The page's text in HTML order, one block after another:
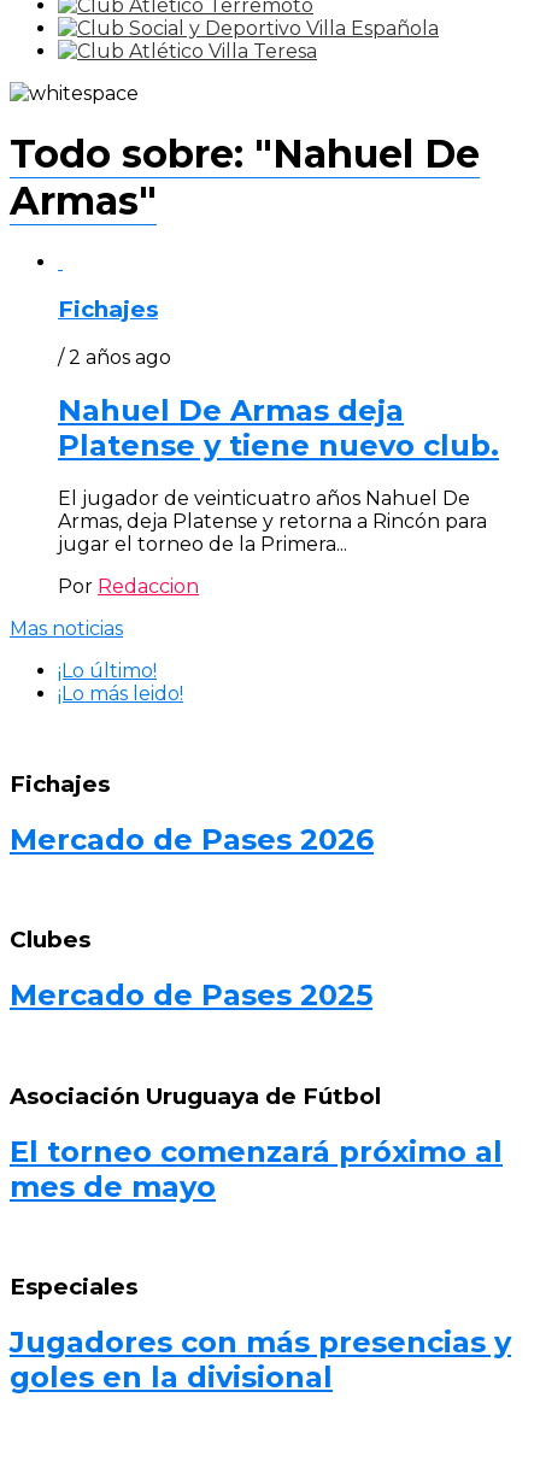
Todo sobre: "Nahuel De
Armas"
Fichajes
/ 2 años ago
Nahuel De Armas deja
Platense y tiene nuevo club.
El jugador de veinticuatro años Nahuel De
Armas, deja Platense y retorna a Rincón para
jugar el torneo de la Primera...
Por Redaccion
Mas noticias
¡Lo último!
¡Lo más leido!
Fichajes
Mercado de Pases 2026
Clubes
Mercado de Pases 2025
Asociación Uruguaya de Fútbol
El torneo comenzará próximo al
mes de mayo
Especiales
Jugadores con más presencias y
goles en la divisional